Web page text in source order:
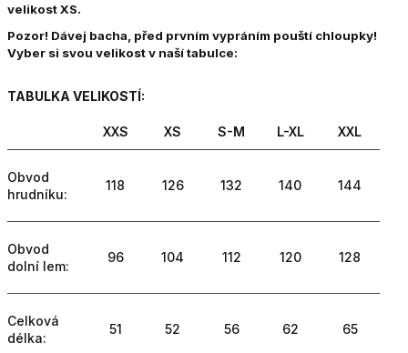
velikost XS.
Pozor! Dávej bacha, před prvním vypráním pouští chloupky!
Vyber si svou velikost v naší tabulce:
TABULKA VELIKOSTÍ:
XXS XS S-M L-XL XXL
Obvod
hrudníku:
118 126 132 140 144
Obvod
dolní lem:
96 104 112 120 128
Celková
délka:
51 52 56 62 65